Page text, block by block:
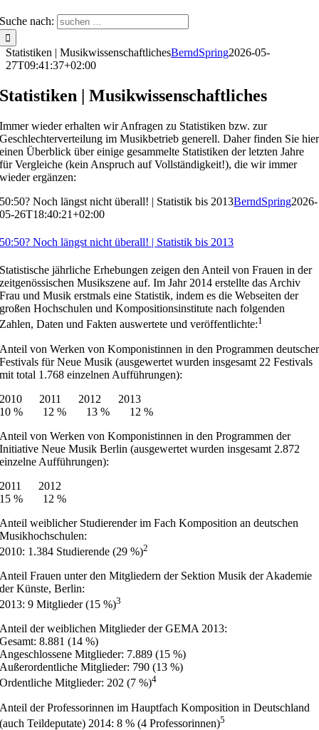
Suche nach:
Statistiken | MusikwissenschaftlichesBerndSpring2026-05-
27T09:41:37+02:00
Statistiken | Musikwissenschaftliches
Immer wieder erhalten wir Anfragen zu Statistiken bzw. zur
Geschlechterverteilung im Musikbetrieb generell. Daher finden Sie hier
einen Überblick über einige gesammelte Statistiken der letzten Jahre
für Vergleiche (kein Anspruch auf Vollständigkeit!), die wir immer
wieder ergänzen:
50:50? Noch längst nicht überall! | Statistik bis 2013BerndSpring2026-
05-26T18:40:21+02:00
50:50? Noch längst nicht überall! | Statistik bis 2013
Statistische jährliche Erhebungen zeigen den Anteil von Frauen in der
zeitgenössischen Musikszene auf. Im Jahr 2014 erstellte das Archiv
Frau und Musik erstmals eine Statistik, indem es die Webseiten der
großen Hochschulen und Kompositionsinstitute nach folgenden
Zahlen, Daten und Fakten auswertete und veröffentlichte:1
Anteil von Werken von Komponistinnen in den Programmen deutscher
Festivals für Neue Musik (ausgewertet wurden insgesamt 22 Festivals
mit total 1.768 einzelnen Aufführungen):
2010 2011 2012 2013
10 % 12 % 13 % 12 %
Anteil von Werken von Komponistinnen in den Programmen der
Initiative Neue Musik Berlin (ausgewertet wurden insgesamt 2.872
einzelne Aufführungen):
2011 2012
15 % 12 %
Anteil weiblicher Studierender im Fach Komposition an deutschen
Musikhochschulen:
2010: 1.384 Studierende (29 %)2
Anteil Frauen unter den Mitgliedern der Sektion Musik der Akademie
der Künste, Berlin:
2013: 9 Mitglieder (15 %)3
Anteil der weiblichen Mitglieder der GEMA 2013:
Gesamt: 8.881 (14 %)
Angeschlossene Mitglieder: 7.889 (15 %)
Außerordentliche Mitglieder: 790 (13 %)
Ordentliche Mitglieder: 202 (7 %)4
Anteil der Professorinnen im Hauptfach Komposition in Deutschland
(auch Teildeputate) 2014: 8 % (4 Professorinnen)5